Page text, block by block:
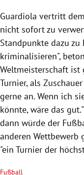
Guardiola vertritt
nicht sofort zu
Standpunkte dazu
kriminalisieren",
Weltmeisterschaft
Turnier, als
gerne an. Wenn ich
könnte, wäre das
dann würde der
anderen Wettbewerb
"ein Turnier der
Fußball